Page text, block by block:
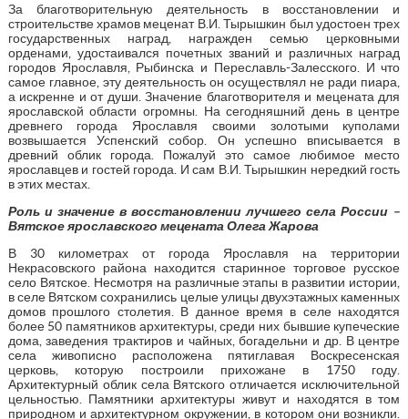
За благотворительную деятельность в восстановлении и
строительстве храмов меценат В.И. Тырышкин был удостоен трех
государственных наград, награжден семью церковными
орденами, удостаивался почетных званий и различных наград
городов Ярославля, Рыбинска и Переславль-Залесского. И что
самое главное, эту деятельность он осуществлял не ради пиара,
а искренне и от души. Значение благотворителя и мецената для
ярославской области огромны. На сегодняшний день в центре
древнего города Ярославля своими золотыми куполами
возвышается Успенский собор. Он успешно вписывается в
древний облик города. Пожалуй это самое любимое место
ярославцев и гостей города. И сам В.И. Тырышкин нередкий гость
в этих местах.
Роль и значение в восстановлении лучшего села России –
Вятское ярославского мецената Олега Жарова
В 30 километрах от города Ярославля на территории
Некрасовского района находится старинное торговое русское
село Вятское. Несмотря на различные этапы в развитии истории,
в селе Вятском сохранились целые улицы двухэтажных каменных
домов прошлого столетия. В данное время в селе находятся
более 50 памятников архитектуры, среди них бывшие купеческие
дома, заведения трактиров и чайных, богадельни и др. В центре
села живописно расположена пятиглавая Воскресенская
церковь, которую построили прихожане в 1750 году.
Архитектурный облик села Вятского отличается исключительной
цельностью. Памятники архитектуры живут и находятся в том
природном и архитектурном окружении, в котором они возникли.